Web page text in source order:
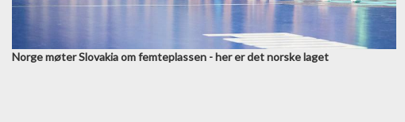
Norge møter Slovakia om femteplassen - her er det norske laget